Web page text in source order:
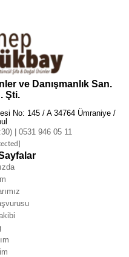
ve Danışmanlık San.
Şti.
No: 145 / A 34764 Ümraniye /
| 0531 946 05 11